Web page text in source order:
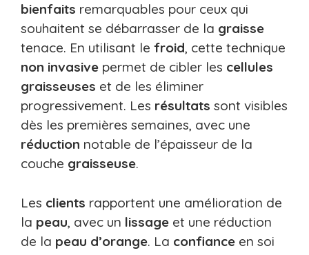
bienfaits remarquables pour ceux qui
souhaitent se débarrasser de la graisse
tenace. En utilisant le froid, cette technique
non invasive permet de cibler les cellules
graisseuses et de les éliminer
progressivement. Les résultats sont visibles
dès les premières semaines, avec une
réduction notable de l’épaisseur de la
couche graisseuse.
Les clients rapportent une amélioration de
la peau, avec un lissage et une réduction
de la peau d’orange. La confiance en soi